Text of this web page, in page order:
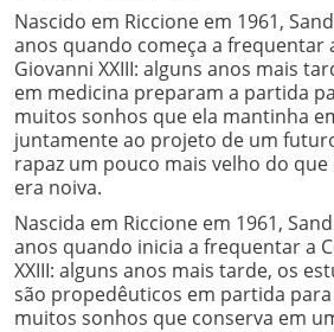
Nascido em Riccione em 1961,
anos quando começa a frequentar
Giovanni XXIII: alguns anos mais
em medicina preparam a partida
muitos sonhos que ela mantinha
juntamente ao projeto de um
rapaz um pouco mais velho do
era noiva.
Nascida em Riccione em 1961,
anos quando inicia a frequentar a
XXIII: alguns anos mais tarde, os
são propedêuticos em partida
muitos sonhos que conserva em